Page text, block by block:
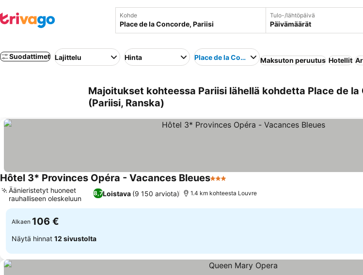
Kohde Tulo-/lähtöpäivä
Päivämäärät
Suodattimet Lajittelu Hinta Place de la ConcordeMaksuton peruutus Hotellit
Majoitukset kohteessa Pariisi lähellä kohdetta Place de la
(Pariisi, Ranska)
Hôtel 3* Provinces Opéra - Vacances Bleues3 Tähtiluokitus
8,7Loistava (9 150 arviota)
Äänieristetyt huoneet
rauhalliseen oleskeluun
1.4 km kohteesta Louvre
Alkaen 106 €
Näytä hinnat 12 sivustolta